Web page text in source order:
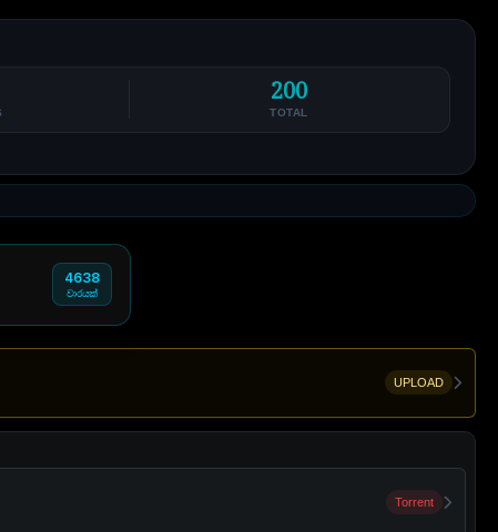
200
TOTAL
4638
වාරයක්
UPLOAD
Torrent